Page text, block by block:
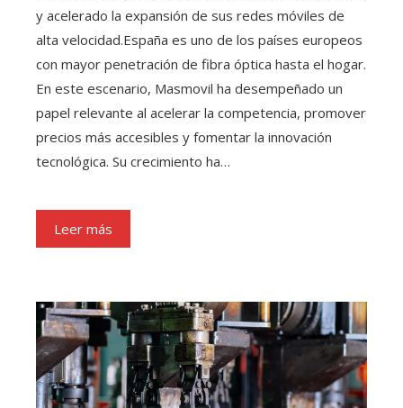
y acelerado la expansión de sus redes móviles de
alta velocidad.España es uno de los países europeos
con mayor penetración de fibra óptica hasta el hogar.
En este escenario, Masmovil ha desempeñado un
papel relevante al acelerar la competencia, promover
precios más accesibles y fomentar la innovación
tecnológica. Su crecimiento ha…
Leer más